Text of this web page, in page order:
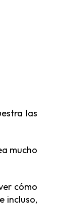
las
mucho
cómo
incluso,